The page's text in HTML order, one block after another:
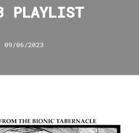
PLAYLIST
09/06/2023